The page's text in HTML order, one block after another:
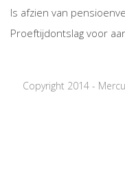
Is afzien van
Proeftijdontslag voor
Copyright 2014 -